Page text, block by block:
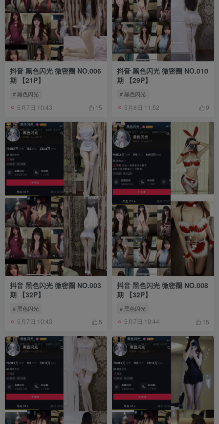
抖音 黑色闪光 微密圈 NO.006
期 【21P】
# 黑色闪光
5月7日 10:43 15
抖音 黑色闪光 微密圈 NO.010
期 【29P】
# 黑色闪光
5月8日 11:52 9
抖音 黑色闪光 微密圈 NO.003
期 【32P】
# 黑色闪光
5月7日 10:43 5
抖音 黑色闪光 微密圈 NO.008
期 【32P】
# 黑色闪光
5月7日 10:44 15